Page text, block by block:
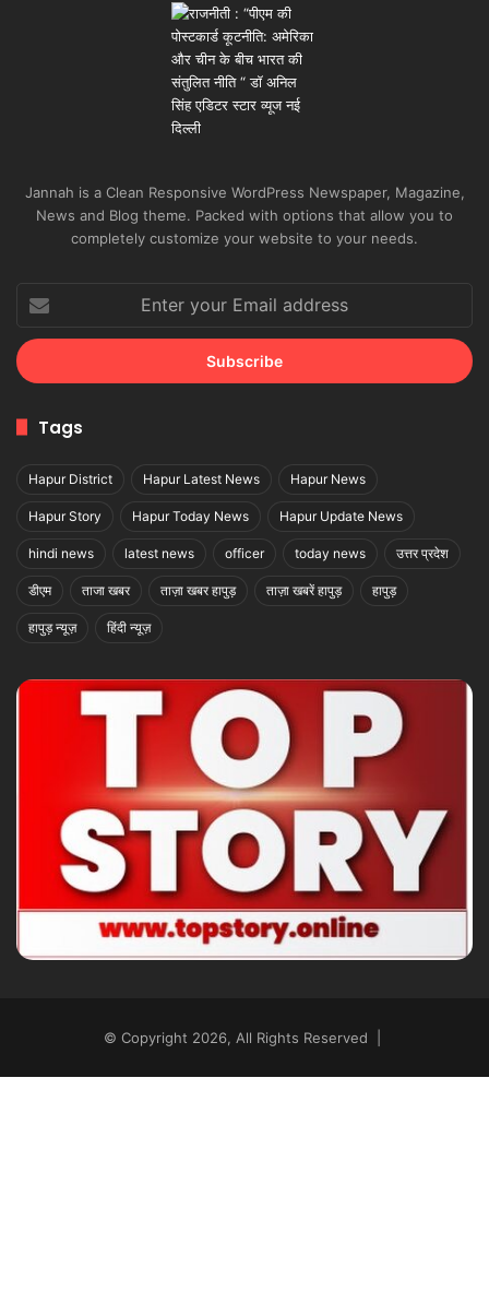
Jannah is a Clean Responsive WordPress Newspaper, Magazine,
News and Blog theme. Packed with options that allow you to
completely customize your website to your needs.
your
Email
address
Tags
Hapur District Hapur Latest News Hapur News
Hapur Story Hapur Today News Hapur Update News
hindi news latest news officer today news उत्तर प्रदेश
डीएम ताजा खबर ताज़ा खबर हापुड़ ताज़ा खबरें हापुड़ हापुड़
हापुड़ न्यूज़ हिंदी न्यूज़
© Copyright 2026, All Rights Reserved |